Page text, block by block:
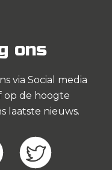
ons
via Social media
op de hoogte
laatste nieuws.